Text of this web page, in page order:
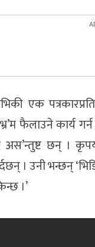
एक
फैलाउने कार्य
अस’न्तुष्ट छन् ।
। उनी भन्छन्
।’